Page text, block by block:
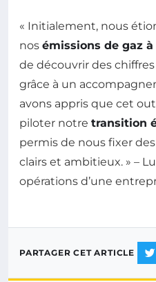
« Initialement, nous
nos émissions de gaz
de découvrir des
grâce à un
avons appris que cet
piloter notre transition
permis de nous fixer
clairs et ambitieux. » –
opérations d’une
PARTAGER CET ARTICLE